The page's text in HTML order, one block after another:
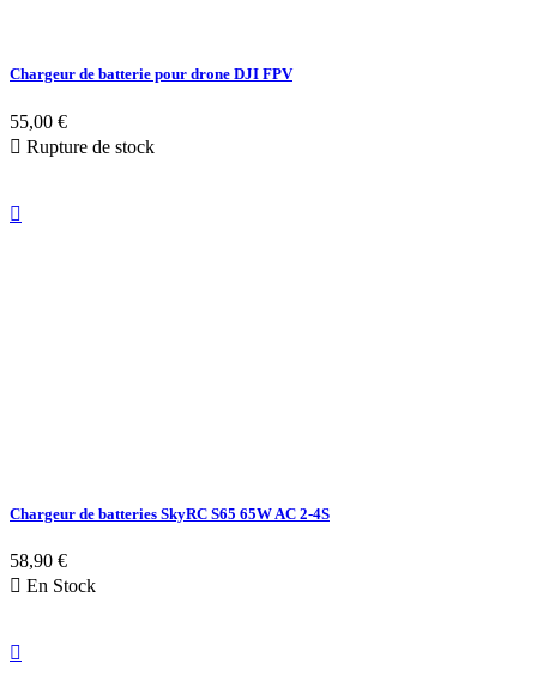
Chargeur de batterie pour drone DJI FPV
55,00 €
 Rupture de stock

Chargeur de batteries SkyRC S65 65W AC 2-4S
58,90 €
 En Stock
